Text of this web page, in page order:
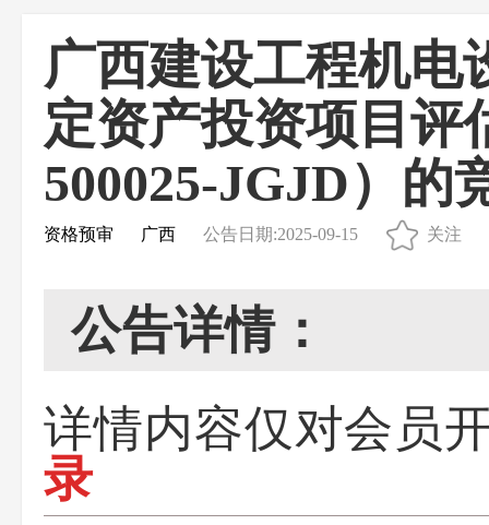
广西建设工程机电
定资产投资项目评
500025-JGJD）的
资格预审 广西 公告日期:2025-09-15 关注
公告详情：
详情内容仅对会员
录